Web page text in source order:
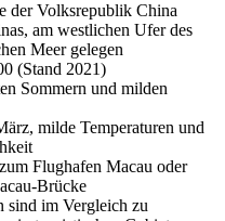
der Volksrepublik China
am westlichen Ufer des
Meer gelegen
(Stand 2021)
Sommern und milden
milde Temperaturen und
Flughafen Macau oder
Brücke
sind im Vergleich zu